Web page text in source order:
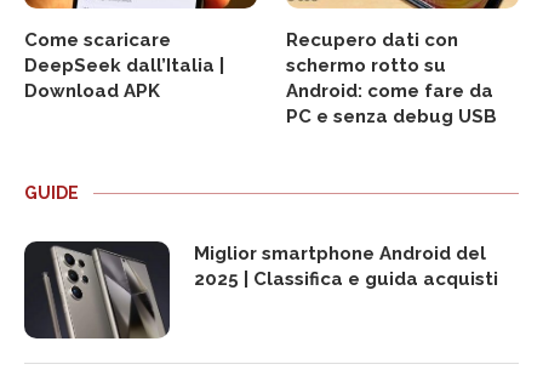
Come scaricare
DeepSeek dall’Italia |
Download APK
Recupero dati con
schermo rotto su
Android: come fare da
PC e senza debug USB
GUIDE
Miglior smartphone Android del
2025 | Classifica e guida acquisti